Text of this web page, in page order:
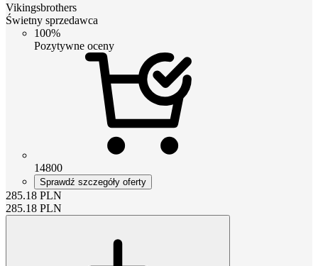
Vikingsbrothers
Świetny sprzedawca
100%
Pozytywne oceny
14800
Sprawdź szczegóły oferty
285.18 PLN
285.18 PLN